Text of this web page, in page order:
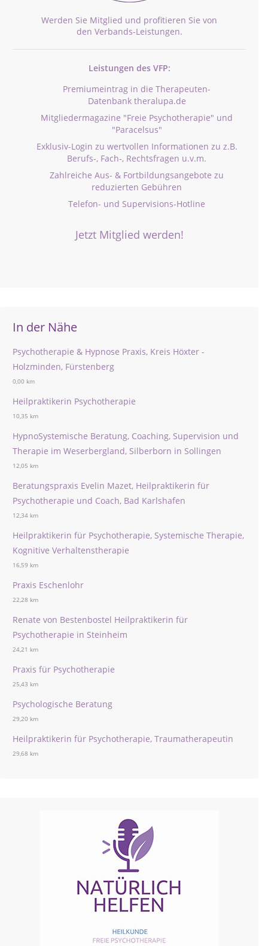
Werden Sie Mitglied und profitieren Sie von
den Verbands-Leistungen.
Leistungen des VFP:
Premiumeintrag in die Therapeuten-
Datenbank theralupa.de
Mitgliedermagazine "Freie Psychotherapie" und
"Paracelsus"
Exklusiv-Login zu wertvollen Informationen zu z.B.
Berufs-, Fach-, Rechtsfragen u.v.m.
Zahlreiche Aus- & Fortbildungsangebote zu
reduzierten Gebühren
Telefon- und Supervisions-Hotline
Jetzt Mitglied werden!
In der Nähe
Psychotherapie & Hypnose Praxis, Kreis Höxter -
Holzminden, Fürstenberg
0,00 km
Heilpraktikerin Psychotherapie
10,35 km
HypnoSystemische Beratung, Coaching, Supervision und
Therapie im Weserbergland, Silberborn in Sollingen
12,05 km
Beratungspraxis Evelin Mazet, Heilpraktikerin für
Psychotherapie und Coach, Bad Karlshafen
12,34 km
Heilpraktikerin für Psychotherapie, Systemische Therapie,
Kognitive Verhaltenstherapie
16,59 km
Praxis Eschenlohr
22,28 km
Renate von Bestenbostel Heilpraktikerin für
Psychotherapie in Steinheim
24,21 km
Praxis für Psychotherapie
25,43 km
Psychologische Beratung
29,20 km
Heilpraktikerin für Psychotherapie, Traumatherapeutin
29,68 km